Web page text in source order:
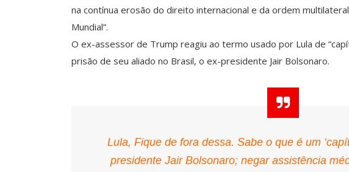
na contínua erosão do direito internacional e da ordem
Mundial”.
O ex-assessor de Trump reagiu ao termo usado por Lula de
prisão de seu aliado no Brasil, o ex-presidente Jair Bolsonaro.
Lula, Fique de fora dessa. Sabe o que é um
presidente Jair Bolsonaro; negar assistência